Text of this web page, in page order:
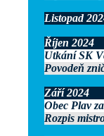
Listopad
Říjen 2024
Utkání SK
Povodeň
Září 2024
Obec Plav
Rozpis